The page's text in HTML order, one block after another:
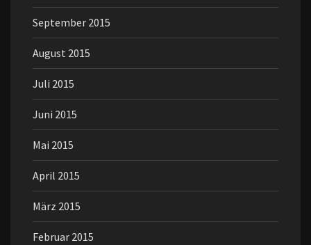
September 2015
August 2015
Juli 2015
Juni 2015
Mai 2015
April 2015
März 2015
Februar 2015